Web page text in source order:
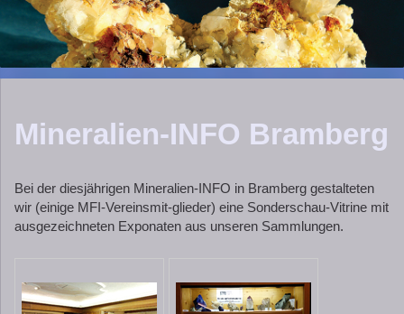
Mineralien-INFO Bramberg
Bei der diesjährigen Mineralien-INFO in Bramberg gestalteten
wir (einige MFI-Vereinsmit-glieder) eine Sonderschau-Vitrine mit
ausgezeichneten Exponaten aus unseren Sammlungen.